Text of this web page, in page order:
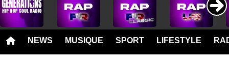
NEWS MUSIQUE SPORT LIFESTYLE